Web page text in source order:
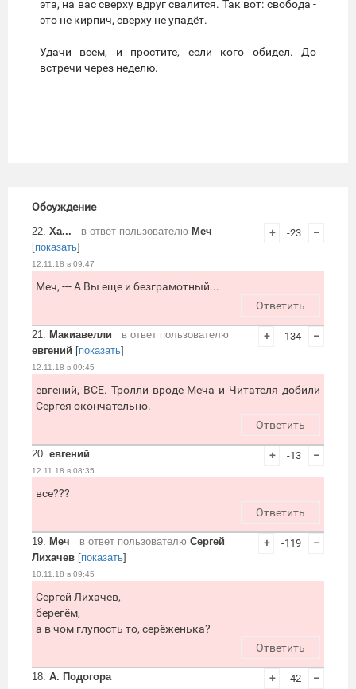
эта, на вас сверху вдруг свалится. Так вот: свобода -
это не кирпич, сверху не упадёт.
Удачи всем, и простите, если кого обидел. До
встречи через неделю.
Обсуждение
22. Ха... в ответ пользователю Меч
[показать]
12.11.18 в 09:47
+ -23 –
Меч, --- А Вы еще и безграмотный...
Ответить
21. Макиавелли
в ответ пользователю
евгений [показать]
12.11.18 в 09:45
+ -134 –
евгений, ВСЕ. Тролли вроде Меча и Читателя добили
Сергея окончательно.
Ответить
20. евгений
12.11.18 в 08:35
+ -13 –
все???
Ответить
19. Меч в ответ пользователю Сергей
Лихачев [показать]
10.11.18 в 09:45
+ -119 –
Сергей Лихачев,
берегём,
а в чом глупость то, серёженька?
Ответить
18. А. Подогора + -42 –